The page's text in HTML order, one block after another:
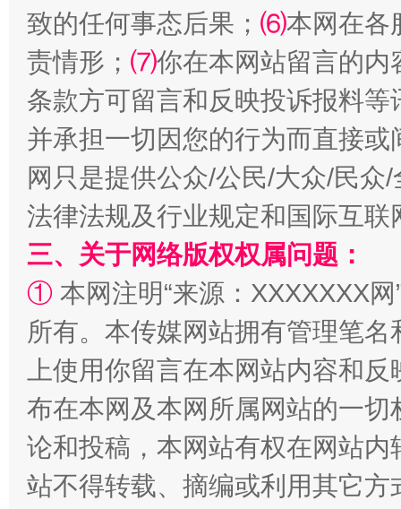
阿坝州三大球赛在茂县开幕 规模
国家大学科技园优化重塑工作
致的任何事态后果； ⑹本网在各
责情形； ⑺你在本网站留言的内
条款方可留言和反映投诉报料
并承担一切因您的行为而直接
网只是提供公众/公民/大众/民
法律法规及行业规定和国际互
三、关于网络版权权属问题：
① 本网注明“来源：XXXXXXX
所有。本传媒网站拥有管理笔
上使用你留言在本网站内容和
布在本网及本网所属网站的一
论和投稿，本网站有权在网站
站不得转载、摘编或利用其它